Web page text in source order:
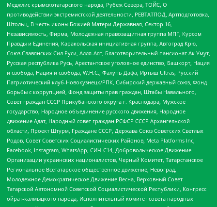
Меджлис крымскотатарского народа, Рубеж Севера, ТОЙС, О
противодействии экстремистской деятельности, РЕВТАТПОД, Артподготовка,
Штольц, В честь иконы Божией Матери Державная, Сектор 16,
Независимость, Фирма, Молодежная правозащитная группа МПГ, Курсом
Правды и Единения, Каракольская инициативная группа, Автоград Крю,
Союз Славянских Сил Руси, Алля-Аят, Благотворительный пансионат Ак Умут,
Русская республика Русь, Арестантское уголовное единство, Башкорт, Нация
и свобода, Нация и свобода, W.H.С., Фалунь Дафа, Иртыш Ultras, Русский
Патриотический клуб-Новокузнецк/РПК, Сибирский державный союз, Фонд
борьбы с коррупцией, Фонд защиты прав граждан, Штабы Навального,
Совет граждан СССР Прикубанского округа г. Краснодара, Мужское
государство, Народное объединение русского движения, Народное
движение Адат, Народный совет граждан РСФСР СССР Архангельской
области, Проект Штурм, Граждане СССР, Держава Союз Советских Светлых
Родов, Совет Советских Социалистических Районов, Meta Platforms Inc,
Facebook, Instagram, WhatsApp, СИЧ-С14, Добровольческое Движение
Организации украинских националистов, Черный Комитет, Татарстанское
Региональное Всетатарское общественное движение, Невоград,
Молодежное Демократическое Движение Весна, Верховный Совет
Татарской Автономной Советской Социалистической Республики, Конгресс
ойрат-калмыцкого народа, Исполнительный комитет совета народных